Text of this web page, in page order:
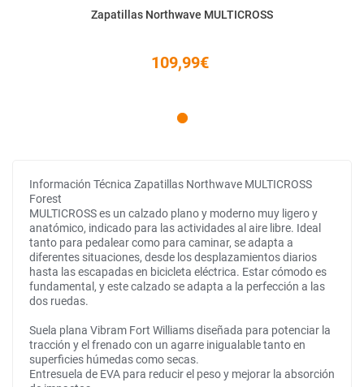
Zapatillas Northwave MULTICROSS
109,99€
Información Técnica Zapatillas Northwave MULTICROSS
Forest
MULTICROSS es un calzado plano y moderno muy ligero y
anatómico, indicado para las actividades al aire libre. Ideal
tanto para pedalear como para caminar, se adapta a
diferentes situaciones, desde los desplazamientos diarios
hasta las escapadas en bicicleta eléctrica. Estar cómodo es
fundamental, y este calzado se adapta a la perfección a las
dos ruedas.
Suela plana Vibram Fort Williams diseñada para potenciar la
tracción y el frenado con un agarre inigualable tanto en
superficies húmedas como secas.
Entresuela de EVA para reducir el peso y mejorar la absorción